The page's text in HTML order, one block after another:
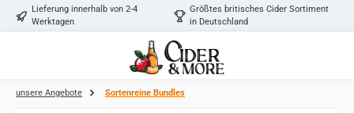
Zum Hauptinhalt springen
Lieferung innerhalb von 2-4
Werktagen
Größtes britisches Cider Sortiment
in Deutschland
unsere Angebote Sortenreine Bundles